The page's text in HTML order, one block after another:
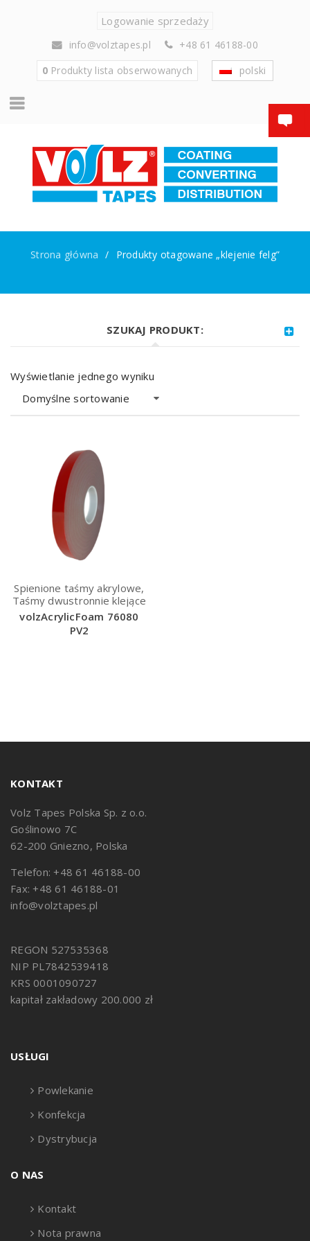
Logowanie sprzedaży
info@volztapes.pl
+48 61 46188-00
0Produkty lista obserwowanych polski
Strona główna / Produkty otagowane „klejenie felg”
SZUKAJ PRODUKT:
Wyświetlanie jednego wyniku
Domyślne sortowanie
Spienione taśmy akrylowe,
Taśmy dwustronnie klejące
volzAcrylicFoam 76080
PV2
KONTAKT
Volz Tapes Polska Sp. z o.o.
Goślinowo 7C
62-200 Gniezno, Polska
Telefon: +48 61 46188-00
Fax: +48 61 46188-01
info@volztapes.pl
REGON 527535368
NIP PL7842539418
KRS 0001090727
kapitał zakładowy 200.000 zł
USŁUGI
Powlekanie
Konfekcja
Dystrybucja
O NAS
Kontakt
Nota prawna